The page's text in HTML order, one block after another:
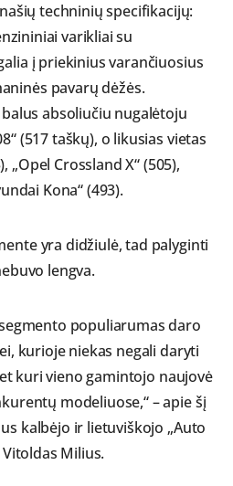
techninių specifikacijų:
varikliai su
į priekinius varančiuosius
pavarų dėžės.
absoliučiu nugalėtoju
(517 taškų), o likusias vietas
„Opel Crossland X“ (505),
Kona“ (493).
yra didžiulė, tad palyginti
lengva.
populiarumas daro
kurioje niekas negali daryti
kuri vieno gamintojo naujovė
modeliuose,“ – apie šį
kalbėjo ir lietuviškojo „Auto
Milius.